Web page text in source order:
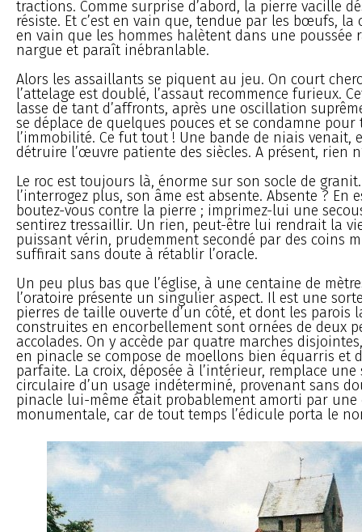
tractions. Comme surprise d’abord, la pierre vacille
résiste. Et c’est en vain que, tendue par les bœufs, la
en vain que les hommes halètent dans une poussée
nargue et paraît inébranlable.
Alors les assaillants se piquent au jeu. On court
l’attelage est doublé, l’assaut recommence furieux.
lasse de tant d’affronts, après une oscillation
se déplace de quelques pouces et se condamne
l’immobilité. Ce fut tout ! Une bande de niais venait,
détruire l’œuvre patiente des siècles. A présent, rien
Le roc est toujours là, énorme sur son socle de
l’interrogez plus, son âme est absente. Absente ? En
boutez-vous contre la pierre ; imprimez-lui une
sentirez tressaillir. Un rien, peut-être lui rendrait la
puissant vérin, prudemment secondé par des coins
suffirait sans doute à rétablir l’oracle.
Un peu plus bas que l’église, à une centaine de
l’oratoire présente un singulier aspect. Il est une
pierres de taille ouverte d’un côté, et dont les parois
construites en encorbellement sont ornées de deux
accolades. On y accède par quatre marches
en pinacle se compose de moellons bien équarris et
parfaite. La croix, déposée à l’intérieur, remplace
circulaire d’un usage indéterminé, provenant sans
pinacle lui-même était probablement amorti par une
monumentale, car de tout temps l’édicule porta le